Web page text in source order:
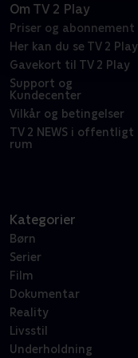
Om TV 2 Play
Priser og abonnement
Her kan du se TV 2 Play
Gavekort til TV 2 Play
Support og
Kundecenter
Vilkår og betingelser
TV 2 NEWS i offentligt
rum
Kategorier
Børn
Serier
Film
Dokumentar
Reality
Livsstil
Underholdning